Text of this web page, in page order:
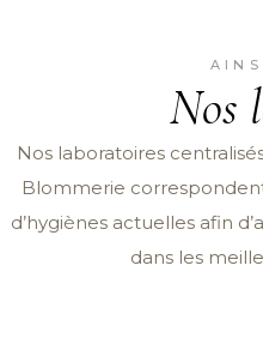
Nos
Nos laboratoires
Blommerie
d’hygiènes actuelles afin
dans les